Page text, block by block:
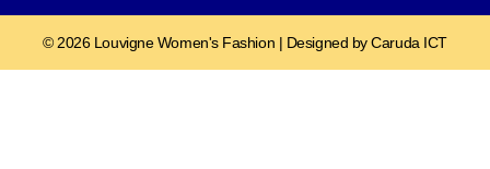
© 2026 Louvigne Women's Fashion | Designed by Caruda ICT